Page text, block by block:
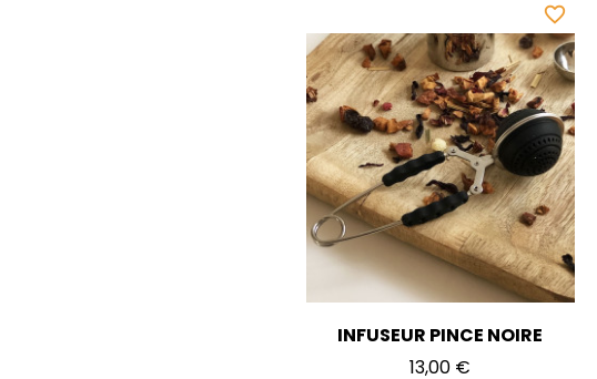
favorite_border
INFUSEUR PINCE NOIRE
Prix
13,00 €